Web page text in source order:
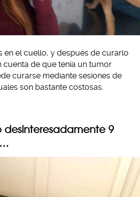
en el cuello, y después de curarlo
cuenta de que tenía un tumor
curarse mediante sesiones de
son bastante costosas.
desinteresadamente 9